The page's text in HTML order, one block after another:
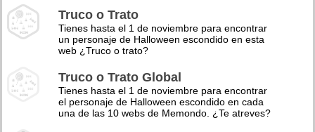
Truco o Trato
Tienes hasta el 1 de noviembre para encontrar
un personaje de Halloween escondido en esta
web ¿Truco o trato?
Truco o Trato Global
Tienes hasta el 1 de noviembre para encontrar
el personaje de Halloween escondido en cada
una de las 10 webs de Memondo. ¿Te atreves?